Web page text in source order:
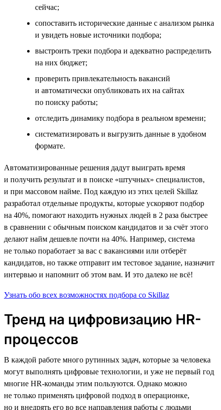
сейчас;
сопоставить исторические данные с анализом рынка
и увидеть новые источники подбора;
выстроить треки подбора и адекватно распределить
на них бюджет;
проверить привлекательность вакансий
и автоматически опубликовать их на сайтах
по поиску работы;
отследить динамику подбора в реальном времени;
систематизировать и выгрузить данные в удобном
формате.
Автоматизированные решения дадут выиграть время
и получить результат и в поиске «штучных» специалистов,
и при массовом найме. Под каждую из этих целей Skillaz
разработал отдельные продукты, которые ускоряют подбор
на 40%, помогают находить нужных людей в 2 раза быстрее
в сравнении с обычным поиском кандидатов и за счёт этого
делают найм дешевле почти на 40%. Например, система
не только поработает за вас с вакансиями или отберёт
кандидатов, но также отправит им тестовое задание, назначит
интервью и напомнит об этом вам. И это далеко не всё!
Узнать обо всех возможностях подбора со Skillaz
Тренд на цифровизацию HR-
процессов
В каждой работе много рутинных задач, которые за человека
могут выполнять цифровые технологии, и уже не первый год
многие HR-команды этим пользуются. Однако можно
не только применять цифровой подход в операционке,
но и внедрять его во все направления работы с людьми